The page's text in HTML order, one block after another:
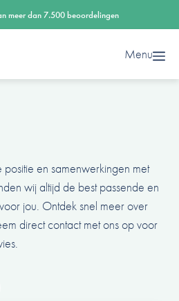
meer dan 7.500 beoordelingen
Menu
en samenwerkingen met
wij altijd de best passende en
jou. Ontdek snel meer over
direct contact met ons op voor